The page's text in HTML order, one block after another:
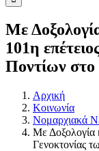
Με
101η
Ποντίων
Αρχική
Κοινωνία
Νομαρχιακά
Με Δοξολογία
Γενοκτονίας